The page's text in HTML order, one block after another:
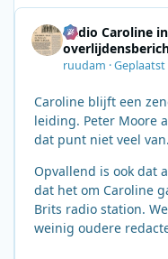
Radio Caroline
ruudam ·Geplaatst
Caroline blijft een
leiding. Peter Moore alias Malcolm Smith bakt er op
dat punt niet veel van.
Opvallend is ook dat
dat het om Caroline
Brits radio station.
weinig oudere